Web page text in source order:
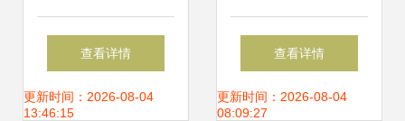
时尚与功能的核心
纺织品原料
查看详情
更新时间：2026-08-04
13:46:15
章 工厂直销针织银
丝加捻乱麻面料引
查看详情
更新时间：2026-08-04
08:09:27